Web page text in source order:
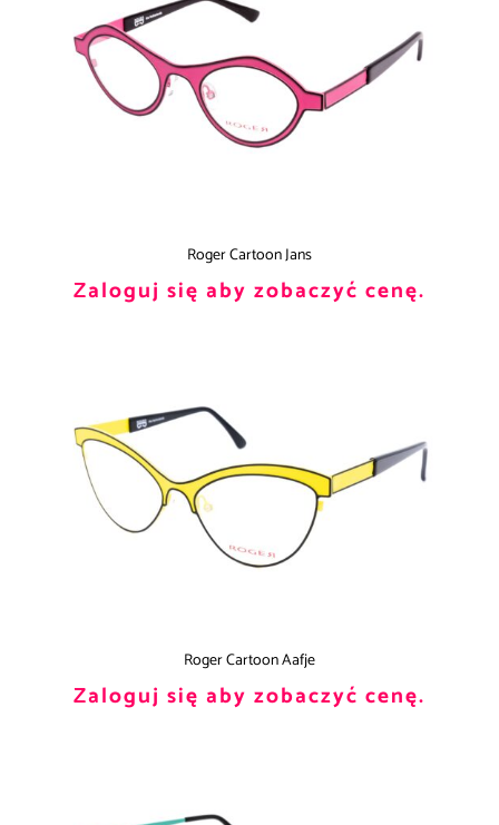
Roger Cartoon Jans
Zaloguj się aby zobaczyć cenę.
Roger Cartoon Aafje
Zaloguj się aby zobaczyć cenę.